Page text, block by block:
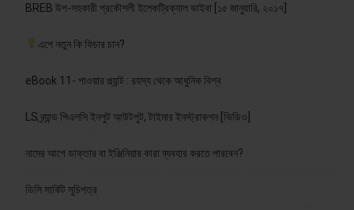
BREB উপ-সহকারী প্রকৌশলী ইলেকট্রিক্যাল ভাইবা [১৫ জানুয়ারি, ২০১৭]
এপে নতুন কি ফিচার চান?
eBook 11- পাওয়ার প্ল্যান্ট : রহস্য থেকে আধুনিক বিশ্ব
LS ব্র্যান্ড পিএলসি ইনপুট আউটপুট, টাইমার ইনস্ট্রাকশন [ভিডিও]
নামের আগে ডাক্তার বা ইঞ্জিনিয়ার কারা ব্যবহার করতে পারবেন?
ডিসি সার্কিট সূচিপত্র